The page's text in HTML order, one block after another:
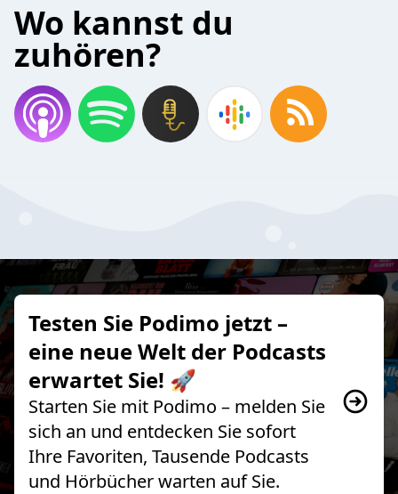
Wo kannst du
zuhören?
Testen Sie Podimo jetzt –
eine neue Welt der Podcasts
erwartet Sie! 🚀
Starten Sie mit Podimo – melden Sie
sich an und entdecken Sie sofort
Ihre Favoriten, Tausende Podcasts
und Hörbücher warten auf Sie.